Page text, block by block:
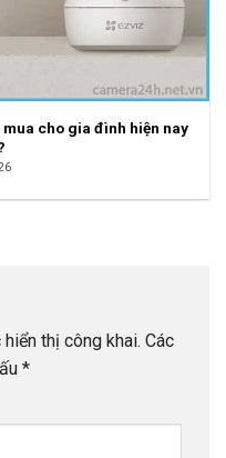
cho gia đình hiện nay
thị công khai. Các
*